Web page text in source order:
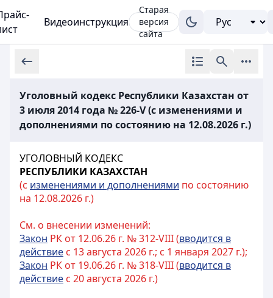
Видеоинструкция
Старая
версия
сайта
Уголовный кодекс Республики Казахстан от
3 июля 2014 года № 226-V (с изменениями и
дополнениями по состоянию на 12.08.2026 г.)
УГОЛОВНЫЙ КОДЕКС
РЕСПУБЛИКИ КАЗАХСТАН
(с изменениями и дополнениями по состоянию
на 12.08.2026 г.)
См. о внесении изменений:
Закон РК от 12.06.26 г. № 312-VIII (вводится в
действие с 13 августа 2026 г.; с 1 января 2027 г.);
Закон РК от 19.06.26 г. № 318-VIII (вводится в
действие с 20 августа 2026 г.)